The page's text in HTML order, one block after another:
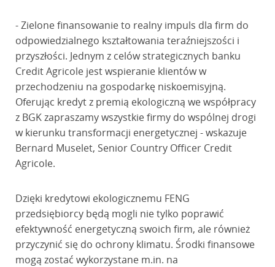
- Zielone finansowanie to realny impuls dla firm do
odpowiedzialnego kształtowania teraźniejszości i
przyszłości. Jednym z celów strategicznych banku
Credit Agricole jest wspieranie klientów w
przechodzeniu na gospodarkę niskoemisyjną.
Oferując kredyt z premią ekologiczną we współpracy
z BGK zapraszamy wszystkie firmy do wspólnej drogi
w kierunku transformacji energetycznej - wskazuje
Bernard Muselet, Senior Country Officer Credit
Agricole.
Dzięki kredytowi ekologicznemu FENG
przedsiębiorcy będą mogli nie tylko poprawić
efektywność energetyczną swoich firm, ale również
przyczynić się do ochrony klimatu. Środki finansowe
mogą zostać wykorzystane m.in. na